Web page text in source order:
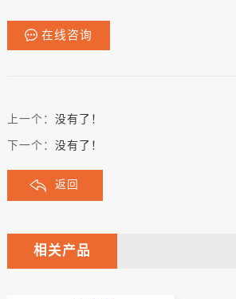
在线咨询
上一个：没有了！
下一个：没有了！
返回
相关产品